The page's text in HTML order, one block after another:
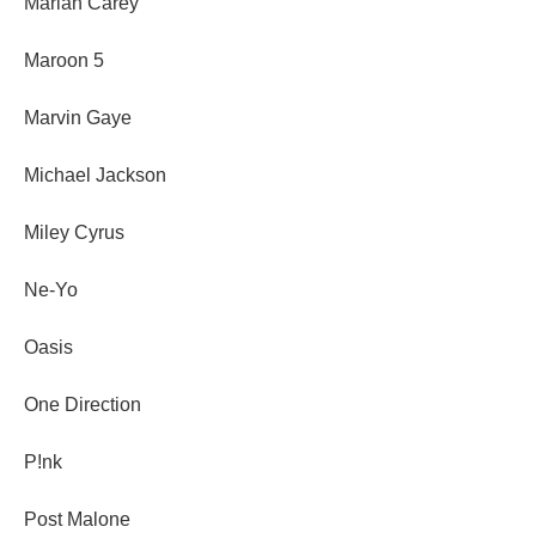
Maroon 5
Marvin Gaye
Michael Jackson
Miley Cyrus
Ne-Yo
Oasis
One Direction
P!nk
Post Malone